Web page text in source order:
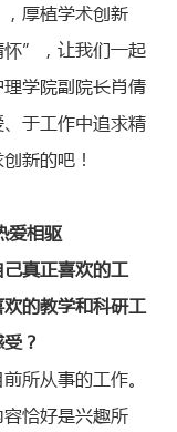
厚植学术创新
”，让我们一起
学院副院长肖倩
于工作中追求精
新的吧！
爱相驱
真正喜欢的工
的教学和科研工
？
所从事的工作。
恰好是兴趣所